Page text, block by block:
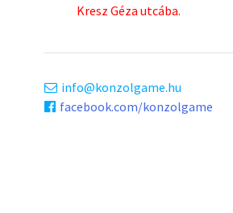
Kresz Géza utcába.
info
konzolgame.hu
facebook.com/konzolgame